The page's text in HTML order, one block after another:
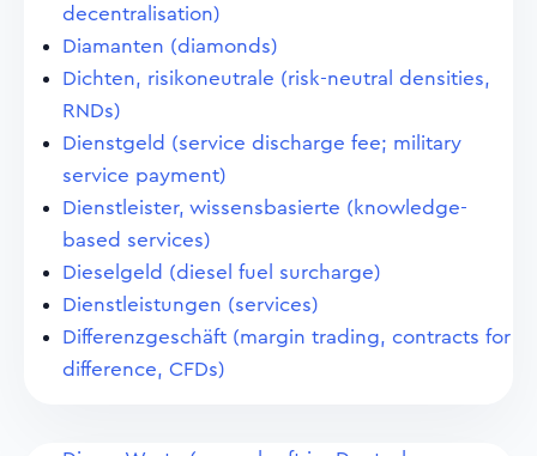
decentralisation)
Diamanten (diamonds)
Dichten, risikoneutrale (risk-neutral densities,
RNDs)
Dienstgeld (service discharge fee; military
service payment)
Dienstleister, wissensbasierte (knowledge-
based services)
Dieselgeld (diesel fuel surcharge)
Dienstleistungen (services)
Differenzgeschäft (margin trading, contracts for
difference, CFDs)